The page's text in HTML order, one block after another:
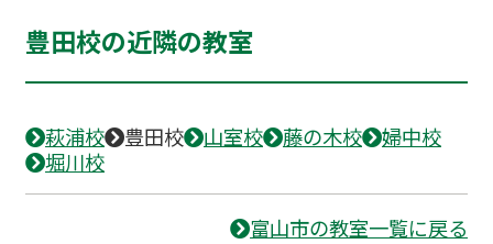
豊田校の近隣の教室
萩浦校 豊田校 山室校 藤の木校
婦中校
堀川校
富山市の教室一覧に戻る